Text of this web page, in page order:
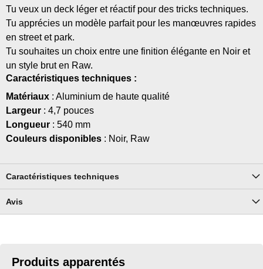
Tu veux un deck léger et réactif pour des tricks techniques.
Tu apprécies un modèle parfait pour les manœuvres rapides
en street et park.
Tu souhaites un choix entre une finition élégante en Noir et
un style brut en Raw.
Caractéristiques techniques :
Matériaux : Aluminium de haute qualité
Largeur : 4,7 pouces
Longueur : 540 mm
Couleurs disponibles : Noir, Raw
Caractéristiques techniques
Avis
Produits apparentés